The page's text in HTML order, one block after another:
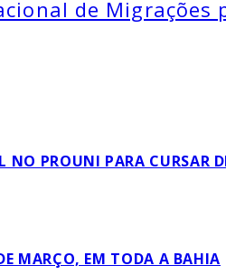
de Migrações
NO PROUNI PARA CURSAR
MARÇO, EM TODA A BAHIA